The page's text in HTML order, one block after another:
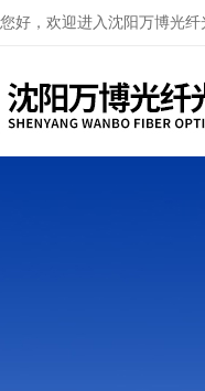
您好，欢迎进入沈阳万博光纤